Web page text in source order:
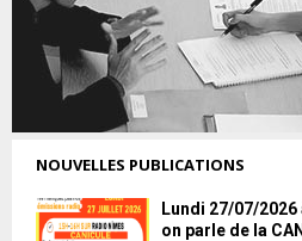
NOUVELLES PUBLICATIONS
Lundi 27/07/2026
on parle de la